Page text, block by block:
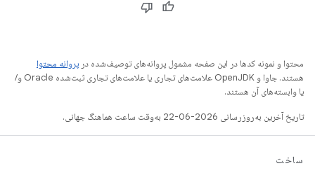
محتوا و نمونه کدها در این صفحه مشمول پروانه‌های توصیف‌شده در پروانه محتوا
هستند. جاوا و OpenJDK علامت‌های تجاری یا علامت‌های تجاری ثبت‌شده Oracle و/
یا وابسته‌های آن هستند.
تاریخ آخرین به‌روزرسانی 2026-06-22 به‌وقت ساعت هماهنگ جهانی.
ساخت